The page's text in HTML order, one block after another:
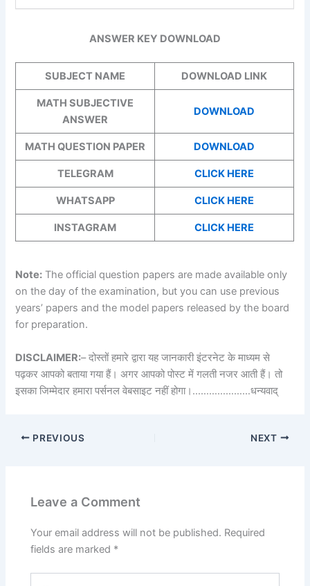
ANSWER KEY DOWNLOAD
SUBJECT NAME DOWNLOAD LINK
MATH SUBJECTIVE
ANSWER
DOWNLOAD
MATH QUESTION PAPER DOWNLOAD
TELEGRAM CLICK HERE
WHATSAPP CLICK HERE
INSTAGRAM CLICK HERE
Note: The official question papers are made available only
on the day of the examination, but you can use previous
years’ papers and the model papers released by the board
for preparation.
DISCLAIMER:– दोस्तों हमारे द्वारा यह जानकारी इंटरनेट के माध्यम से
पढ़कर आपको बताया गया हैं। अगर आपको पोस्ट में गलती नजर आती हैं। तो
इसका जिम्मेदार हमारा पर्सनल वेबसाइट नहीं होगा।…………………धन्यवाद्
PREVIOUS NEXT
Leave a Comment
Your email address will not be published. Required
fields are marked *